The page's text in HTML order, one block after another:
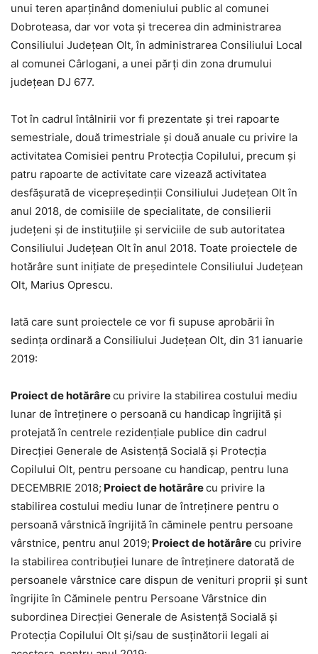
unui teren aparținând domeniului public al comunei
Dobroteasa, dar vor vota și trecerea din administrarea
Consiliului Județean Olt, în administrarea Consiliului Local
al comunei Cârlogani, a unei părți din zona drumului
județean DJ 677.
Tot în cadrul întâlnirii vor fi prezentate și trei rapoarte
semestriale, două trimestriale și două anuale cu privire la
activitatea Comisiei pentru Protecția Copilului, precum și
patru rapoarte de activitate care vizează activitatea
desfășurată de vicepreședinții Consiliului Județean Olt în
anul 2018, de comisiile de specialitate, de consilierii
județeni și de instituțiile și serviciile de sub autoritatea
Consiliului Județean Olt în anul 2018. Toate proiectele de
hotărâre sunt inițiate de președintele Consiliului Județean
Olt, Marius Oprescu.
Iată care sunt proiectele ce vor fi supuse aprobării în
sedinţa ordinară a Consiliului Judeţean Olt, din 31 ianuarie
2019:
Proiect de hotărârecu privire la stabilirea costului mediu
lunar de întreținere o persoană cu handicap îngrijită și
protejată în centrele rezidențiale publice din cadrul
Direcției Generale de Asistență Socială și Protecția
Copilului Olt, pentru persoane cu handicap, pentru luna
DECEMBRIE 2018; Proiect de hotărârecu privire la
stabilirea costului mediu lunar de întreținere pentru o
persoană vârstnică îngrijită în căminele pentru persoane
vârstnice, pentru anul 2019; Proiect de hotărârecu privire
la stabilirea contribuției lunare de întreținere datorată de
persoanele vârstnice care dispun de venituri proprii și sunt
îngrijite în Căminele pentru Persoane Vârstnice din
subordinea Direcției Generale de Asistență Socială și
Protecția Copilului Olt și/sau de susținătorii legali ai